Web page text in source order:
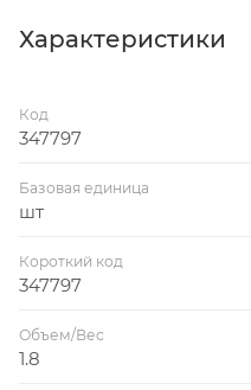
Характеристики
Код
347797
Базовая единица
шт
Короткий код
347797
Объем/Вес
1.8